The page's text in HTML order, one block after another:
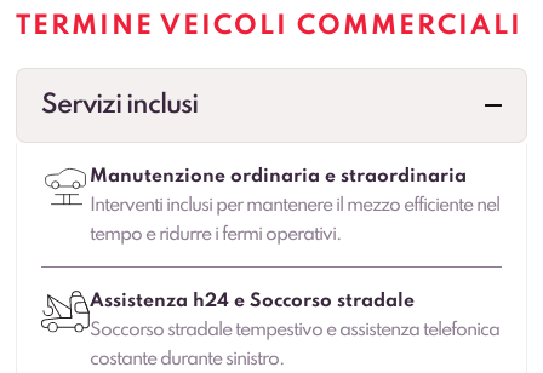
TERMINE VEICOLI COMMERCIALI
Servizi inclusi
Manutenzione ordinaria e straordinaria
Interventi inclusi per mantenere il mezzo efficiente nel
tempo e ridurre i fermi operativi.
Assistenza h24 e Soccorso stradale
Soccorso stradale tempestivo e assistenza telefonica
costante durante sinistro.